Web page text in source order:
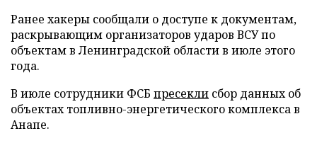
Ранее хакеры сообщали о доступе к документам,
раскрывающим организаторов ударов ВСУ по
объектам в Ленинградской области в июле этого
года.
В июле сотрудники ФСБ пресекли сбор данных об
объектах топливно-энергетического комплекса в
Анапе.